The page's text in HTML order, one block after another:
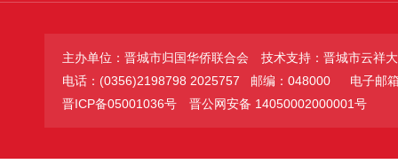
主办单位：晋城市归国华侨联合会
技术支持：晋城市云祥
电话：(0356)2198798 2025757 邮编：048000
电子邮
晋ICP备05001036号
晋公网安备 14050002000001号